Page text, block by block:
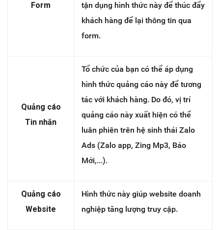
Form
tận dụng hình thức này để thúc đẩy
khách hàng để lại thông tin qua
form.
Quảng cáo
Tin nhắn
Tổ chức của bạn có thể áp dụng
hình thức quảng cáo này để tương
tác với khách hàng. Do đó, vị trí
quảng cáo này xuất hiện có thể
luân phiên trên hệ sinh thái Zalo
Ads (Zalo app, Zing Mp3, Báo
Mới,...).
Quảng cáo
Website
Hình thức này giúp website doanh
nghiệp tăng lượng truy cập.